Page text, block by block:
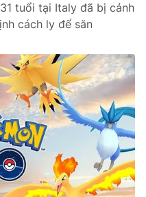
tuổi tại Italy đã bị cảnh
cách ly để săn